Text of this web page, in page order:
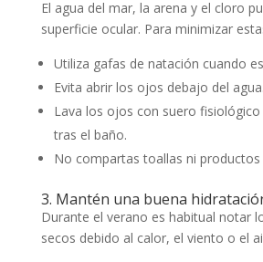
El agua del mar, la arena y el cloro
superficie ocular. Para minimizar
Utiliza gafas de natación cuando
Evita abrir los ojos debajo del agua.
Lava los ojos con suero
tras el baño.
No compartas toallas ni productos
3. Mantén una buena
Durante el verano es habitual notar
secos debido al calor, el viento o el